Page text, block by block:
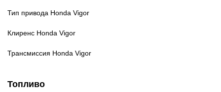
Тип привода Honda Vigor
Клиренс Honda Vigor
Трансмиссия Honda Vigor
Топливо